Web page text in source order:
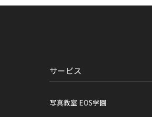
サービス
写真教室 EOS学園